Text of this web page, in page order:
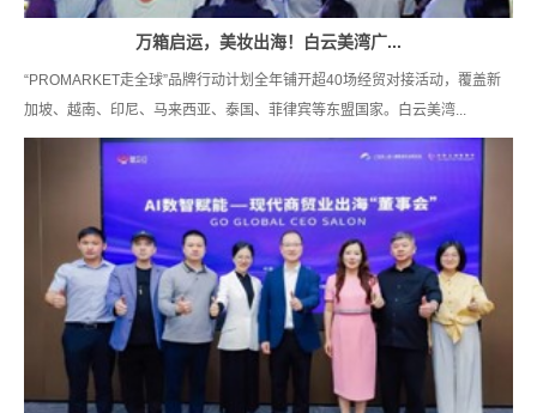
万箱启运，美妆出海！白云美湾广...
“PROMARKET走全球”品牌行动计划全年铺开超40场经贸对接活动，覆盖新
加坡、越南、印尼、马来西亚、泰国、菲律宾等东盟国家。白云美湾...